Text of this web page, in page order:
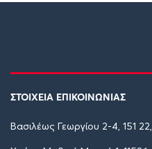
ΣΤΟΙΧΕΙΑ ΕΠΙΚΟΙΝΩΝΙΑΣ
Βασιλέως Γεωργίου 2-4, 151